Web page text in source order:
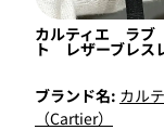
カルティエ ラ
ト レザーブレス
ブランド名: カル
（Cartier）